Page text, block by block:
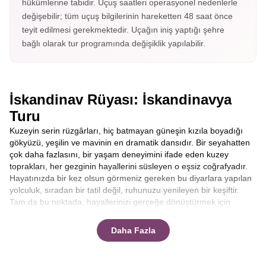
hükümlerine tabidir. Uçuş saatleri operasyonel nedenlerle
değişebilir; tüm uçuş bilgilerinin hareketten 48 saat önce
teyit edilmesi gerekmektedir. Uçağın iniş yaptığı şehre
bağlı olarak tur programında değişiklik yapılabilir.
İskandinav Rüyası: İskandinavya
Turu
Kuzeyin serin rüzgârları, hiç batmayan güneşin kızıla boyadığı
gökyüzü, yeşilin ve mavinin en dramatik dansıdır. Bir seyahatten
çok daha fazlasını, bir yaşam deneyimini ifade eden kuzey
toprakları, her gezginin hayallerini süsleyen o eşsiz coğrafyadır.
Hayatınızda bir kez olsun görmeniz gereken bu diyarlara yapılan
yolculuk, sıradan bir tatil değil, ruhunuzu yenileyen bir keşiftir.
Tam da bu noktada, hayallerinizi gerçeğe dönüştürmek için
katılımcılarına sunduğu ekstra turlar dahil konsepti ve konforlu
seyahat anlayışıyla firmamız, sizi bu masalsı coğrafyayı
Daha Fazla